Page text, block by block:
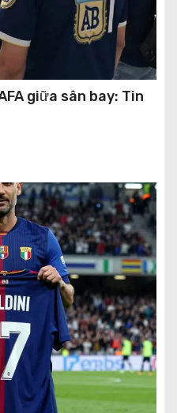
giữa sân bay: Tin